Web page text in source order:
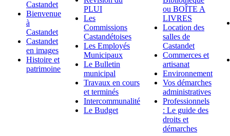
Castandet
Bienvenue
à
Castandet
Castandet
en images
Histoire et
patrimoine
PLUI
Les
Commissions
Castandétoises
Les Employés
Municipaux
Le Bulletin
municipal
Travaux en cours
et terminés
Intercommunalité
Le Budget
ou BOÎTE A
LIVRES
Location des
salles de
Castandet
Commerces et
artisanat
Environnement
Vos démarches
administratives
Professionnels
: Le guide des
droits et
démarches